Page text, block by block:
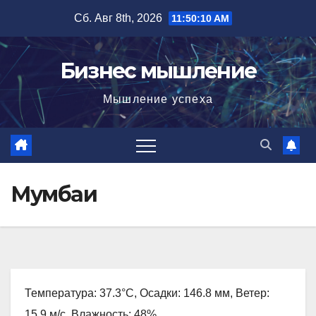
содержимому
Сб. Авг 8th, 2026 11:50:11 AM
Бизнес мышление
Мышление успеха
Мумбаи
Температура: 37.3°C, Осадки: 146.8 мм, Ветер: